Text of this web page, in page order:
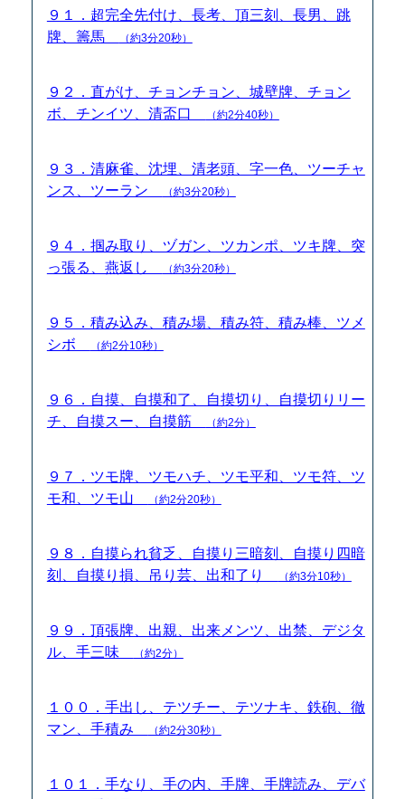
９１．超完全先付け、長考、頂三刻、長男、跳
牌、籌馬
（約3分20秒）
９２．直がけ、チョンチョン、城壁牌、チョン
ボ、チンイツ、清盃口
（約2分40秒）
９３．清麻雀、沈埋、清老頭、字一色、ツーチャ
ンス、ツーラン
（約3分20秒）
９４．掴み取り、ヅガン、ツカンポ、ツキ牌、突
っ張る、燕返し
（約3分20秒）
９５．積み込み、積み場、積み符、積み棒、ツメ
シボ
（約2分10秒）
９６．自摸、自摸和了、自摸切り、自摸切りリー
チ、自摸スー、自摸筋
（約2分）
９７．ツモ牌、ツモハチ、ツモ平和、ツモ符、ツ
モ和、ツモ山
（約2分20秒）
９８．自摸られ貧乏、自摸り三暗刻、自摸り四暗
刻、自摸り損、吊り芸、出和了り
（約3分10秒）
９９．頂張牌、出親、出来メンツ、出禁、デジタ
ル、手三味
（約2分）
１００．手出し、テツチー、テツナキ、鉄砲、徹
マン、手積み
（約2分30秒）
１０１．手なり、手の内、手牌、手牌読み、デバ